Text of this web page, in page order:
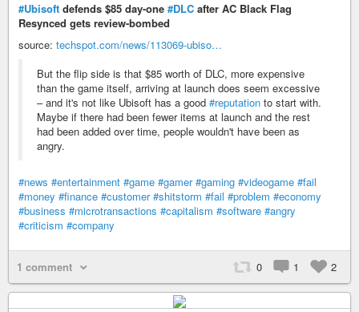
#Ubisoft defends $85 day-one #DLC after AC Black Flag
Resynced gets review-bombed
source: techspot.com/news/113069-ubiso…
But the flip side is that $85 worth of DLC, more expensive
than the game itself, arriving at launch does seem excessive
– and it's not like Ubisoft has a good #reputation to start with.
Maybe if there had been fewer items at launch and the rest
had been added over time, people wouldn't have been as
angry.
#news #entertainment #game #gamer #gaming #videogame #fail
#money #finance #customer #shitstorm #fail #problem #economy
#business #microtransactions #capitalism #software #angry
#criticism #company
1 comment 0 1 2